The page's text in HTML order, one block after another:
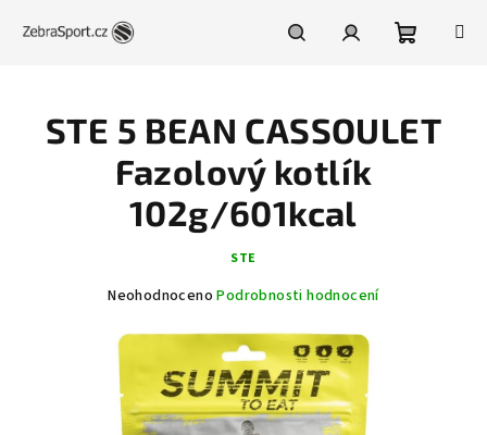
košík
STE 5 BEAN CASSOULET
Fazolový kotlík
102g/601kcal
STE
Průměrné
produktu
je
0,0
Neohodnoceno Podrobnosti hodnocení